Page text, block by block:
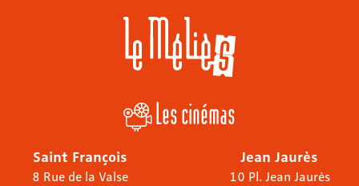
Les cinémas
Saint François
8 Rue de la Valse
Jean Jaurès
10 Pl. Jean Jaurès